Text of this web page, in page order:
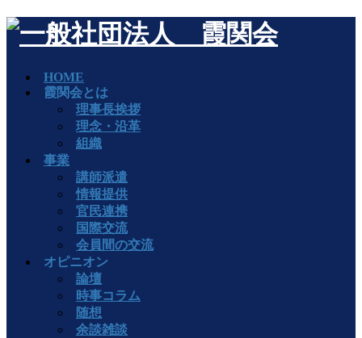
HOME
霞関会とは
理事長挨拶
理念・沿革
組織
事業
講師派遣
情報提供
官民連携
国際交流
会員間の交流
オピニオン
論壇
時事コラム
随想
余談雑談